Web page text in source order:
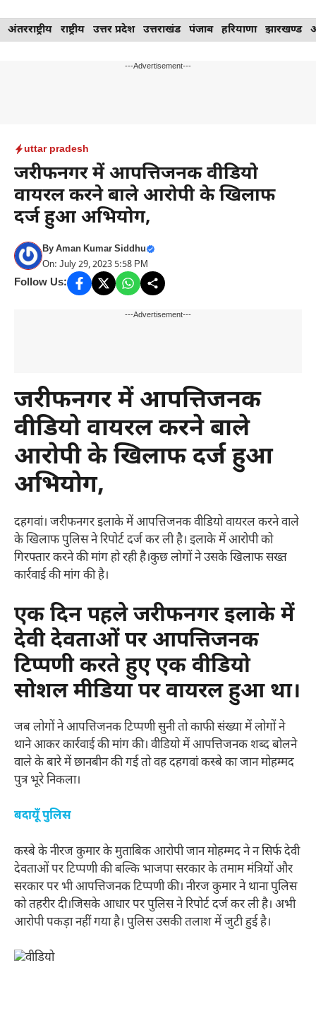
Skip
to
अंतरराष्ट्रीय राष्ट्रीय उत्तर प्रदेश उत्तराखंड पंजाब हरियाणा झारखण्ड
---Advertisement---
uttar pradesh
जरीफनगर में आपत्तिजनक वीडियो
वायरल करने बाले आरोपी के खिलाफ
दर्ज हुआ अभियोग,
ByAman Kumar Siddhu
On: July 29, 2023 5:58 PM
Follow Us:
---Advertisement---
जरीफनगर में आपत्तिजनक
वीडियो वायरल करने बाले
आरोपी के खिलाफ दर्ज हुआ
अभियोग,
दहगवां। जरीफनगर इलाके में आपत्तिजनक वीडियो वायरल करने वाले
के खिलाफ पुलिस ने रिपोर्ट दर्ज कर ली है। इलाके में आरोपी को
गिरफ्तार करने की मांग हो रही है।कुछ लोगों ने उसके खिलाफ सख्त
कार्रवाई की मांग की है।
एक दिन पहले जरीफनगर इलाके में
देवी देवताओं पर आपत्तिजनक
टिप्पणी करते हुए एक वीडियो
सोशल मीडिया पर वायरल हुआ था।
जब लोगों ने आपत्तिजनक टिप्पणी सुनी तो काफी संख्या में लोगों ने
थाने आकर कार्रवाई की मांग की। वीडियो में आपत्तिजनक शब्द बोलने
वाले के बारे में छानबीन की गई तो वह दहगवां कस्बे का जान मोहम्मद
पुत्र भूरे निकला।
बदायूँ पुलिस
कस्बे के नीरज कुमार के मुताबिक आरोपी जान मोहम्मद ने न सिर्फ देवी
देवताओं पर टिप्पणी की बल्कि भाजपा सरकार के तमाम मंत्रियों और
सरकार पर भी आपत्तिजनक टिप्पणी की। नीरज कुमार ने थाना पुलिस
को तहरीर दी।जिसके आधार पर पुलिस ने रिपोर्ट दर्ज कर ली है। अभी
आरोपी पकड़ा नहीं गया है। पुलिस उसकी तलाश में जुटी हुई है।